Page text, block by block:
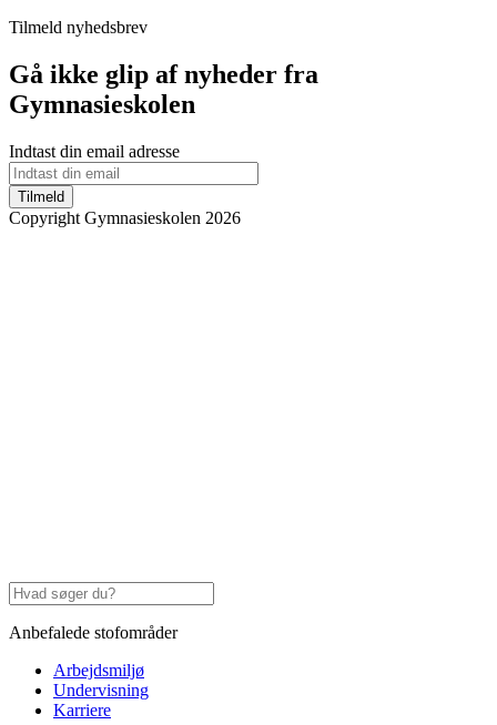
Tilmeld nyhedsbrev
Gå ikke glip af nyheder fra
Gymnasieskolen
Indtast din email adresse
Tilmeld
Copyright Gymnasieskolen 2026
Anbefalede stofområder
Arbejdsmiljø
Undervisning
Karriere